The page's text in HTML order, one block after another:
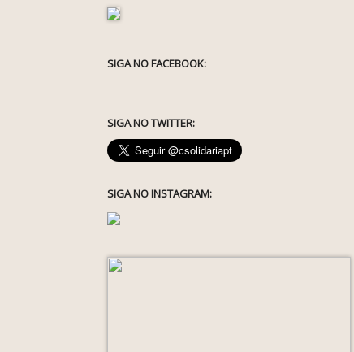
SIGA NO FACEBOOK:
SIGA NO TWITTER:
SIGA NO INSTAGRAM: